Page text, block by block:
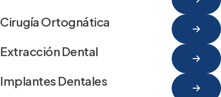
Cirugía Ortognática
Extracción Dental
Implantes Dentales